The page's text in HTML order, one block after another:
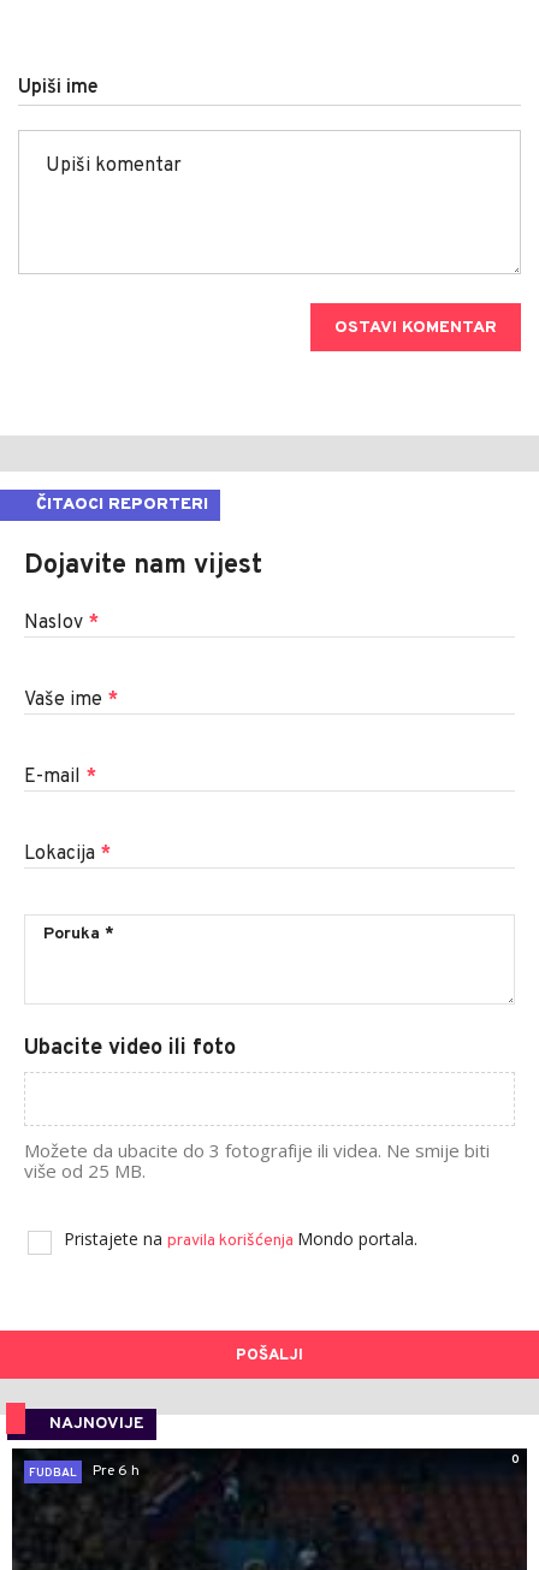
Upiši ime
OSTAVI KOMENTAR
ČITAOCI REPORTERI
Dojavite nam vijest
Naslov *
Vaše ime *
E-mail *
Lokacija *
Ubacite video ili foto
Možete da ubacite do 3 fotografije ili videa. Ne smije biti
više od 25 MB.
Pristajete na pravila korišćenja Mondo portala.
POŠALJI
NAJNOVIJE
0
FUDBAL
Pre 6 h